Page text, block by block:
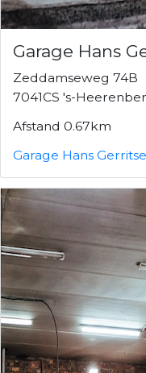
Garage Hans
Zeddamseweg 74B
7041CS 's-
Afstand 0.67km
Garage Hans